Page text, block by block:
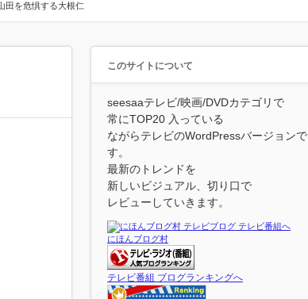
田を危惧する大根仁
このサイトについて
seesaaテレビ/映画/DVDカテゴリで
常にTOP20 入っている
ながらテレビのWordPressバージョンで
す。
最新のトレンドを
新しいビジュアル、切り口で
レビューしていきます。
にほんブログ村
テレビ番組 ブログランキングへ